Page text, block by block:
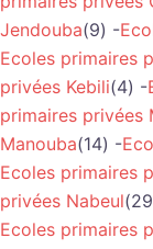
Jendouba(9) -
Ecoles primaires
privées Kebili(4) -
primaires privées
Manouba(14) -
Ecoles primaires
privées Nabeul
Ecoles primaires